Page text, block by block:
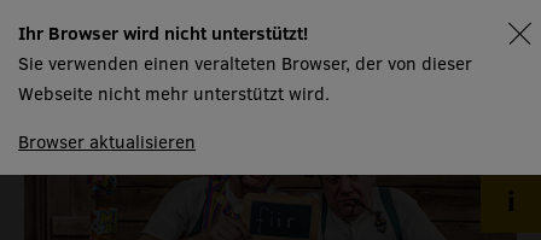
spielplan
Ihr Browser wird nicht unterstützt!
Sie verwenden einen veralteten Browser, der von dieser
Webseite nicht mehr unterstützt wird.
Browser aktualisieren